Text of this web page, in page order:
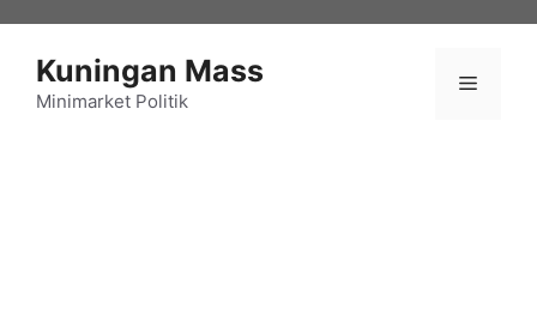
Kuningan Mass
Minimarket Politik
Menu